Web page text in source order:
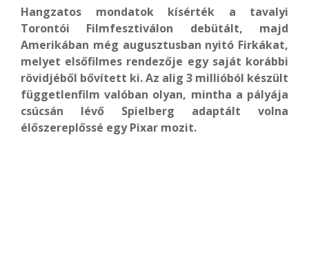
Hangzatos mondatok kísérték a tavalyi
Torontói Filmfesztiválon debütált, majd
Amerikában még augusztusban nyitó Firkákat,
melyet elsőfilmes rendezője egy saját korábbi
rövidjéből bővített ki. Az alig 3 millióból készült
függetlenfilm valóban olyan, mintha a pályája
csúcsán lévő Spielberg adaptált volna
élőszereplőssé egy Pixar mozit.